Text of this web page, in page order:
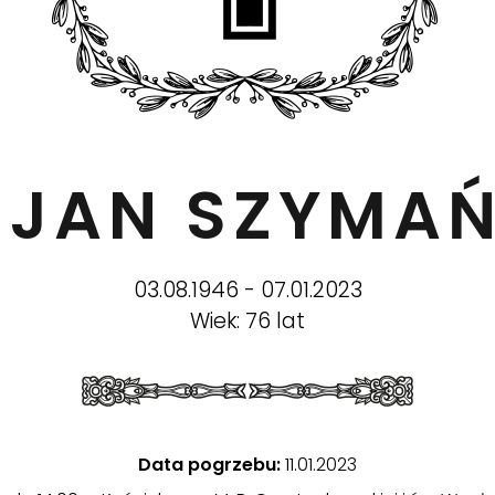
03.08.1946 - 07.01.2023
Wiek: 76 lat
Data pogrzebu:11.01.2023